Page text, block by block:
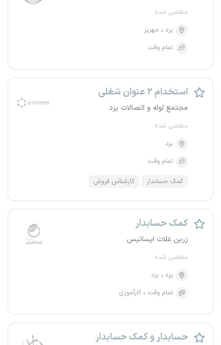
منقضی شده
یزد
مهریز
تمام وقت
استخدام ۲ عنوان شغلی
مجتمع لوله و اتصالات یزد
منقضی شده
یزد
تمام وقت
کمک حسابدار کارشناس فروش
کمک حسابدار
زرین غلات ایساتیس
منقضی شده
یزد
یزد
تمام وقت
کارآموزی
حسابدار و کمک حسابدار